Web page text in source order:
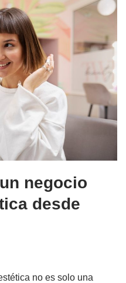
negocio
desde
no es solo una